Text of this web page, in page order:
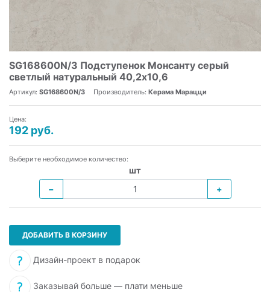
SG168600N/3 Подступенок Монсанту серый
светлый натуральный 40,2х10,6
Артикул: SG168600N/3 Производитель: Керама Марацци
Цена:
192 руб.
Выберите необходимое количество:
шт
−
+
ДОБАВИТЬ В КОРЗИНУ
Дизайн-проект в подарок
Заказывай больше — плати меньше